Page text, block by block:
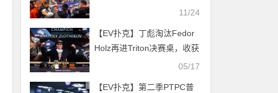
DONG 450万领衔24人晋级
11/24
【EV扑克】丁彪淘汰Fedor
Holz再进Triton决赛桌，收获
05/17
【EV扑克】第二季PTPC普